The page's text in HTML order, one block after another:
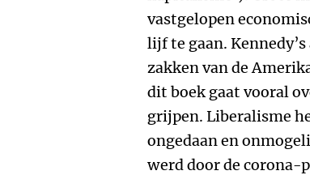
vastgelopen
lijf te gaan.
zakken van de
dit boek gaat vooral
grijpen. Liberalisme
ongedaan en
werd door de corona-